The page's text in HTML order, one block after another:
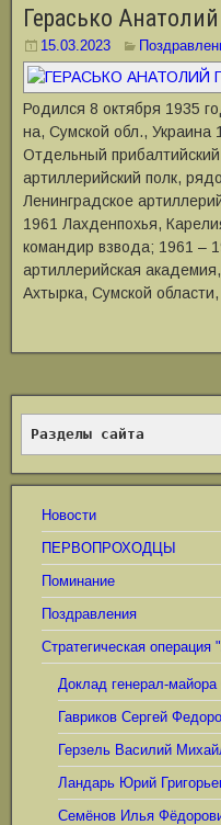
Герасько
15.03.2023
Родился 8 октября 1935
на, Сумской обл., Украина
Отдельный
артиллерийский полк,
Ленинградское
1961 Лахденпохья,
командир взвода; 1961 –
артиллерийская
Ахтырка, Сумской
Разделы сайта
Новости
ПЕРВОПРОХОДЦЫ
Поминание
Поздравления
Стратегическая операция
Доклад генерал-майора
Гавриков Сергей
Герзель Василий
Ландарь Юрий
Семёнов Илья